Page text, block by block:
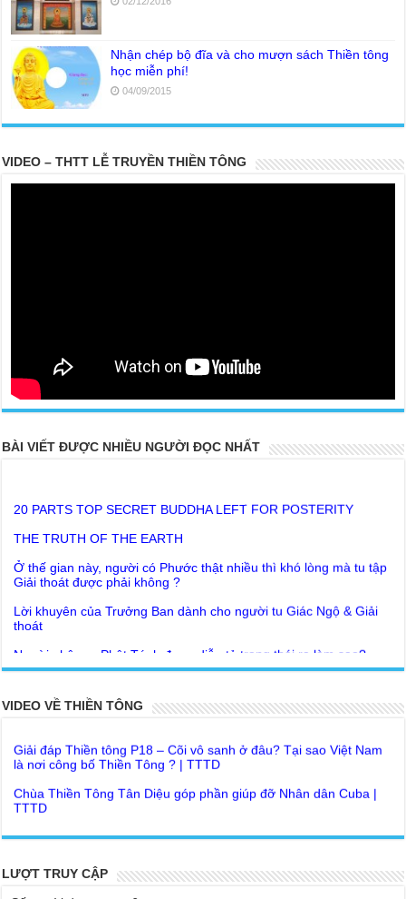
02/12/2016
Nhận chép bộ đĩa và cho mượn sách Thiền tông
học miễn phí!
04/09/2015
VIDEO – THTT LỄ TRUYỀN THIỀN TÔNG
BÀI VIẾT ĐƯỢC NHIỀU NGƯỜI ĐỌC NHẤT
THE TRUTH OF THE EARTH
Ở thế gian này, người có Phước thật nhiều thì khó lòng mà tu tập
Giải thoát được phải không ?
Lời khuyên của Trưởng Ban dành cho người tu Giác Ngộ & Giải
Người nhận ra Phật Tánh được diễn tả trạng thái ra làm sao?
Bất lập văn tự, Giáo ngoại biệt truyền
Như Lai Thanh Tịnh Thiền, Thiền Tông và Tổ Sư thiền là sao?
Lục Diệu Pháp Môn
Tu theo Thiền tông phải bỏ hết sao?
Yếu chỉ Thiền tông, Bí mật Thiền tông là sao?
Đức Phật Hoàng Trần Nhân Tông dạy con trong buổi lễ truyền
ngôi vua
VIDEO VỀ THIỀN TÔNG
Giải đáp Thiền tông P19 - Ma Vương là ai? Cha để đức cho con?
Nguyễn Nhân nói gì?
là nơi công bố Thiền Tông ? | TTTD
Chùa Thiền Tông Tân Diệu góp phần giúp đỡ Nhân dân Cuba |
Chùa Thiền Tông Tân Diệu được Đài truyền hình Việt Nam VTV9
| TTTD
LƯỢT TRUY CẬP